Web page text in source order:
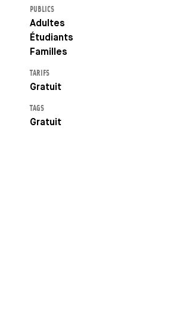
PUBLICS
Adultes
Étudiants
Familles
TARIFS
Gratuit
TAGS
Gratuit